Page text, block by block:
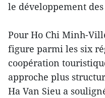
le développement
Pour Ho Chi Minh-
figure parmi les six
coopération
approche plus
Ha Van Sieu a